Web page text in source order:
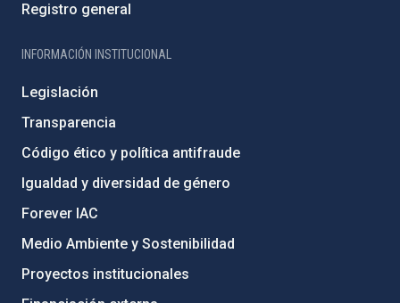
Registro general
INFORMACIÓN INSTITUCIONAL
Legislación
Transparencia
Código ético y política antifraude
Igualdad y diversidad de género
Forever IAC
Medio Ambiente y Sostenibilidad
Proyectos institucionales